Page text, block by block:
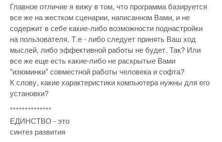
Главное отличие я вижу в том, что программа базируется
все же на жестком сценарии, написанном Вами, и не
содержит в себе какие-либо возможности поднастройки
на пользователя. Т.е - либо следует принять Ваш ход
мыслей, либо эффективной работы не будет. Так? Или
все же еще есть какие-либо не раскрытые Вами
"изюминки" совместной работы человека и софта?
К слову, какие характеристики компьютера нужны для его
установки?
**************
ЕДИНСТВО - это
синтез развития